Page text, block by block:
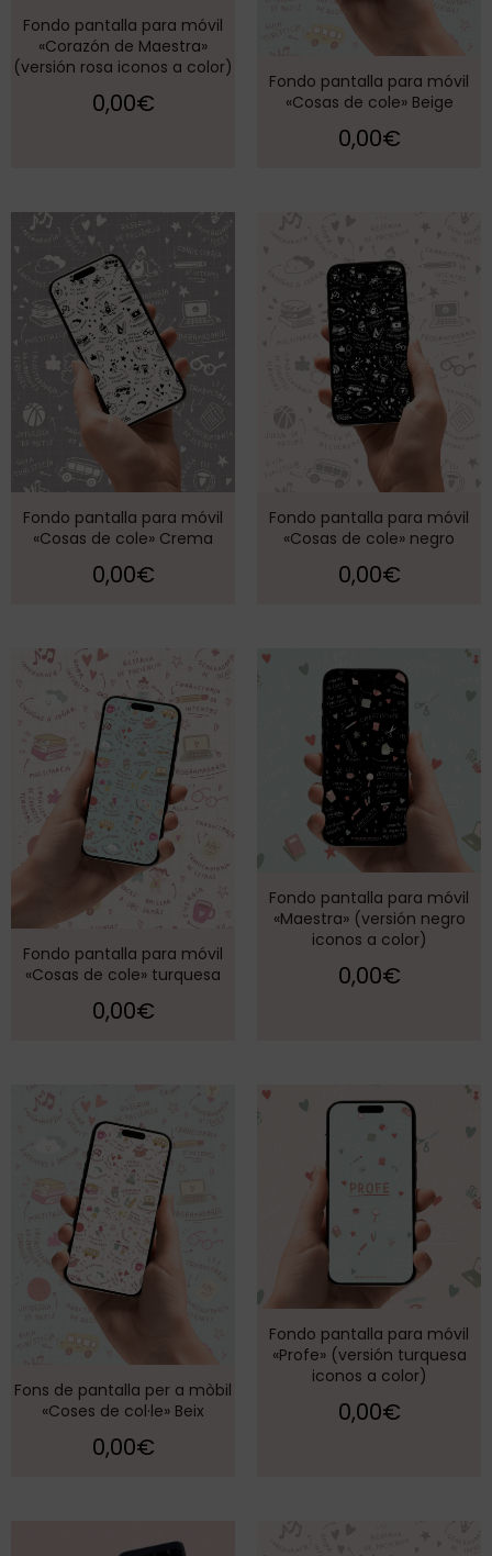
Fondo pantalla para móvil
«Corazón de Maestra»
(versión rosa iconos a color)
0,00€
Fondo pantalla para móvil
«Cosas de cole» Beige
0,00€
Fondo pantalla para móvil
«Cosas de cole» Crema
0,00€
Fondo pantalla para móvil
«Cosas de cole» negro
0,00€
Fondo pantalla para móvil
«Cosas de cole» turquesa
0,00€
Fondo pantalla para móvil
«Maestra» (versión negro
iconos a color)
0,00€
Fons de pantalla per a mòbil
«Coses de col·le» Beix
0,00€
Fondo pantalla para móvil
«Profe» (versión turquesa
iconos a color)
0,00€